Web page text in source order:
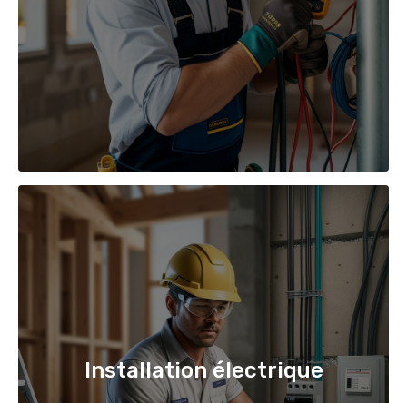
Installation électrique